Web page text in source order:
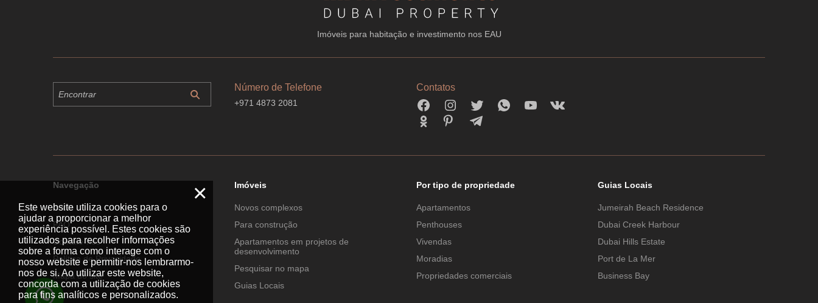
Imóveis para habitação e investimento nos EAU
Número de Telefone
+971 4873 2081
Contatos
Navegação
Início
FAQ
Contate-nos
Política de Privacidade
Mapa do site
Imóveis
Novos complexos
Para construção
Apartamentos em projetos de
desenvolvimento
Pesquisar no mapa
Guias Locais
Por tipo de propriedade
Apartamentos
Penthouses
Vivendas
Moradias
Propriedades comerciais
Guias Locais
Jumeirah Beach Residence
Dubai Creek Harbour
Dubai Hills Estate
Port de La Mer
Business Bay
×
Este website utiliza cookies para o
ajudar a proporcionar a melhor
experiência possível. Estes cookies são
utilizados para recolher informações
sobre a forma como interage com o
nosso website e permitir-nos lembrarmo-
nos de si. Ao utilizar este website,
concorda com a utilização de cookies
para fins analíticos e personalizados.